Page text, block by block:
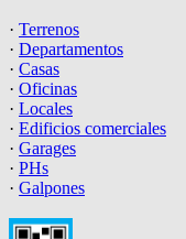
· Terrenos
· Departamentos
· Casas
· Oficinas
· Locales
· Edificios comerciales
· Garages
· PHs
· Galpones